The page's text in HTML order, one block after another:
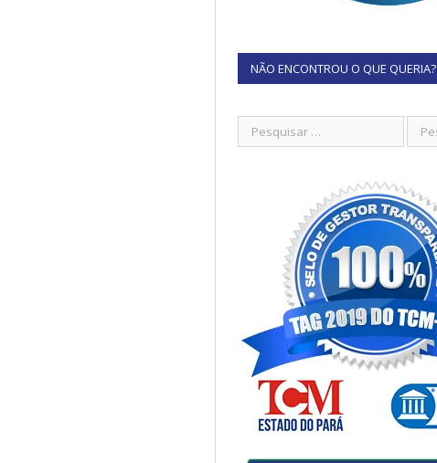
NÃO ENCONTROU O QUE QUERIA?